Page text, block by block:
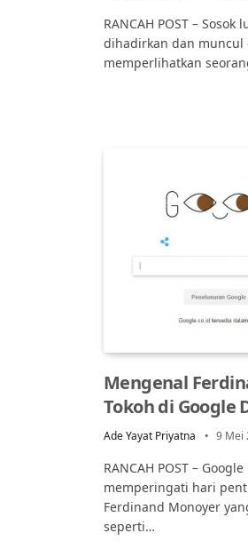
RANCAH POST –
dihadirkan dan muncul
memperlihatkan
Mengenal
Tokoh di Google
Ade Yayat Priyatna 9 Mei
RANCAH POST –
memperingati hari
Ferdinand Monoyer
seperti…